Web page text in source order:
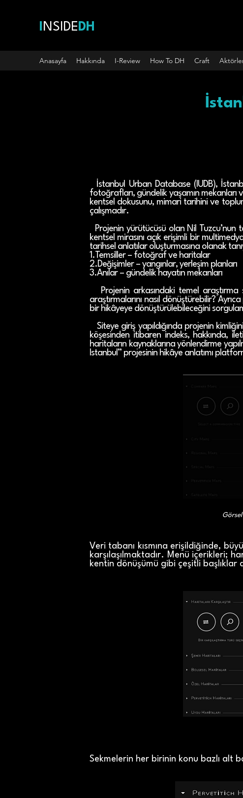
NSIDE DH
Anasayfa Hakkında I-Review How To DH Craft
İstanbul Urban Database (IUDB),
fotoğrafları, gündelik yaşamın mekanları
kentsel dokusunu, mimari tarihini ve
çalışmadır.
Projenin yürütücüsü olan Nil Tuzcu’nun
kentsel mirasını açık erişimli bir
tarihsel anlatılar oluşturmasına olanak
1.Temsiller – fotoğraf ve haritalar
2.Değişimler – yangınlar, yerleşim planları
3.Anılar – gündelik hayatın mekanları
Projenin arkasındaki temel araştırma
araştırmalarını nasıl dönüştürebilir?
bir hikâyeye dönüştürülebileceğini
Siteye giriş yapıldığında projenin
köşesinden itibaren indeks, hakkında,
haritaların kaynaklarına yönlendirme
Istanbul” projesinin hikâye anlatımı
Veri tabanı kısmına erişildiğinde,
karşılaşılmaktadır. Menü içerikleri;
kentin dönüşümü gibi çeşitli başlıklar
Sekmelerin her birinin konu bazlı alt